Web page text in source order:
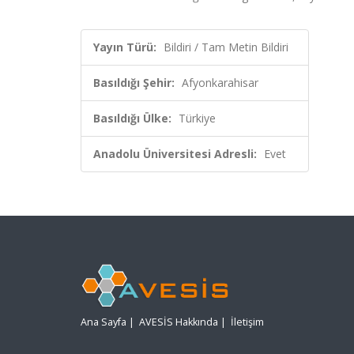
Yayın Türü: Bildiri / Tam Metin Bildiri
Basıldığı Şehir: Afyonkarahisar
Basıldığı Ülke: Türkiye
Anadolu Üniversitesi Adresli: Evet
Ana Sayfa | AVESİS Hakkında | İletişim